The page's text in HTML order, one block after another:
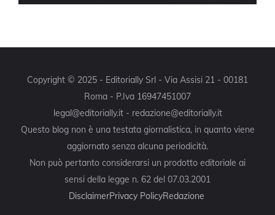
Copyright © 2025 - Editorially Srl - Via Assisi 21 - 00181
Roma - P.Iva 16947451007
legal@editorially.it - redazione@editorially.it
Questo blog non è una testata giornalistica, in quanto viene
aggiornato senza alcuna periodicità.
Non può pertanto considerarsi un prodotto editoriale ai
sensi della legge n. 62 del 07.03.2001
DisclaimerPrivacy PolicyRedazione